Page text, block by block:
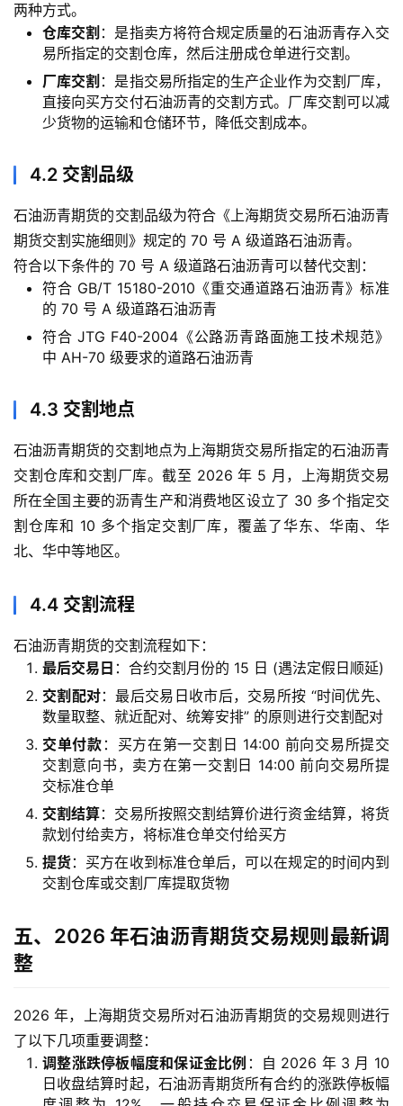
指
期
货
黄
货
两种方式。
仓库交割 ：是指卖方将符合规定质量的石油沥青存入交
易所指定的交割仓库，然后注册成仓单进行交割。
厂库交割 ：是指交易所指定的生产企业作为交割厂库，
直接向买方交付石油沥青的交割方式。厂库交割可以减
少货物的运输和仓储环节，降低交割成本。
4.2 交割品级
石油沥青期货的交割品级为符合《上海期货交易所石油沥青
期货交割实施细则》规定的 70 号 A 级道路石油沥青。
符合以下条件的 70 号 A 级道路石油沥青可以替代交割：
符合 GB/T 15180-2010《重交通道路石油沥青》标准
的 70 号 A 级道路石油沥青
符合 JTG F40-2004《公路沥青路面施工技术规范》
中 AH-70 级要求的道路石油沥青
4.3 交割地点
石油沥青期货的交割地点为上海期货交易所指定的石油沥青
交割仓库和交割厂库。截至 2026 年 5 月，上海期货交易
所在全国主要的沥青生产和消费地区设立了 30 多个指定交
割仓库和 10 多个指定交割厂库，覆盖了华东、华南、华
北、华中等地区。
4.4 交割流程
石油沥青期货的交割流程如下：
最后交易日 ：合约交割月份的 15 日 (遇法定假日顺延)
交割配对：最后交易日收市后，交易所按 “时间优先、
数量取整、就近配对、统筹安排” 的原则进行交割配对
交单付款 ：买方在第一交割日 14:00 前向交易所提交
交割意向书，卖方在第一交割日 14:00 前向交易所提
交标准仓单
交割结算：交易所按照交割结算价进行资金结算，将货
款划付给卖方，将标准仓单交付给买方
提货：买方在收到标准仓单后，可以在规定的时间内到
交割仓库或交割厂库提取货物
五、2026 年石油沥青期货交易规则最新调
整
2026 年，上海期货交易所对石油沥青期货的交易规则进行
了以下几项重要调整：
调整涨跌停板幅度和保证金比例 ：自 2026 年 3 月 10
日收盘结算时起，石油沥青期货所有合约的涨跌停板幅